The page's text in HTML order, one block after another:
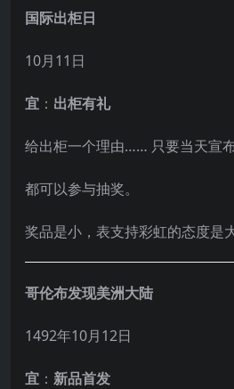
国际出柜日
10月11日
宜 ： 出柜有礼
给出柜一个理由…… 只要当天宣
都可以参与抽奖。
奖品是小，表支持彩虹的态度是大
哥伦布发现美洲大陆
1492年10月12日
宜 ： 新品首发